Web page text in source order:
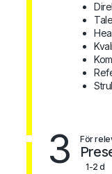
3 För
1-2 d